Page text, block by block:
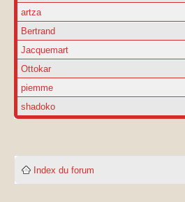
artza
Bertrand
Jacquemart
Ottokar
piemme
shadoko
Index du forum